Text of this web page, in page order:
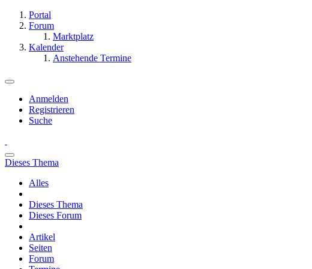
Portal
Forum
Marktplatz
Kalender
Anstehende Termine
Anmelden
Registrieren
Suche
Dieses Thema
Alles
Dieses Thema
Dieses Forum
Artikel
Seiten
Forum